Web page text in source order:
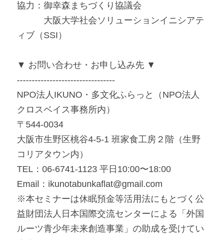
協力：御幸森まちづくり協議会
大阪大学社会ソリューションイニシアテ
ィブ（SSI）
▼ お問い合わせ・お申し込み先 ▼
---------------------------------
NPO法人IKUNO・多文化ふらっと（NPO法人
クロスベイス事務所内）
〒544-0034
大阪市生野区桃谷4-5-1 班家食工房２階（生野
コリアタウン内）
TEL：06-6741-1123 平日10:00〜18:00
Email：ikunotabunkaflat@gmail.com
※本セミナーは休眠預金等活用法にもとづく公
益財団法人日本国際交流センターによる「外国
ルーツ青少年未来創造事業」の助成を受けてい